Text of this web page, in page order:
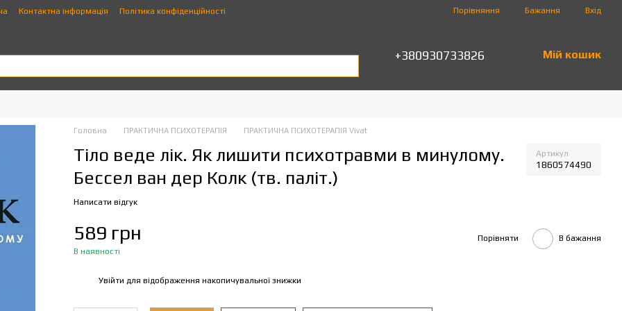
Контактна інформація Політика конфіденційності Порівняння Бажання Вхід
+380930733826 Мій кошик
Головна ПРАКТИЧНА ПСИХОТЕРАПІЯ ПРАКТИЧНА ПСИХОТЕРАПІЯ Vivat
Тіло веде лік. Як лишити психотравми в минулому.
Бессел ван дер Колк (тв. паліт.)
Артикул
1860574490
Написати відгук
589 грн
В наявності
Порівняти В бажання
Увійти для відображення накопичувальної знижки